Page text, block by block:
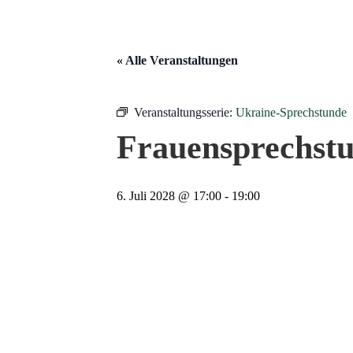
« Alle Veranstaltungen
Veranstaltungsserie: Ukraine-Sprechstunde
6. Juli 2028 @ 17:00 - 19:00